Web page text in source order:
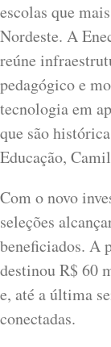
escolas que
Nordeste. A
reúne
pedagógico e
tecnologia em
que são
Educação,
Com o novo
seleções
beneficiados. A
destinou R$ 60
e, até a última
conectadas.